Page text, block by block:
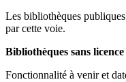
Les bibliothèques
par cette voie.
Bibliothèques sans
Fonctionnalité à venir et